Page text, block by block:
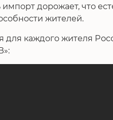
дорожает, что
жителей.
для каждого жителя